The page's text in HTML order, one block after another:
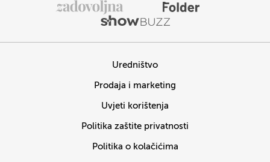
Uredništvo
Prodaja i marketing
Uvjeti korištenja
Politika zaštite privatnosti
Politika o kolačićima